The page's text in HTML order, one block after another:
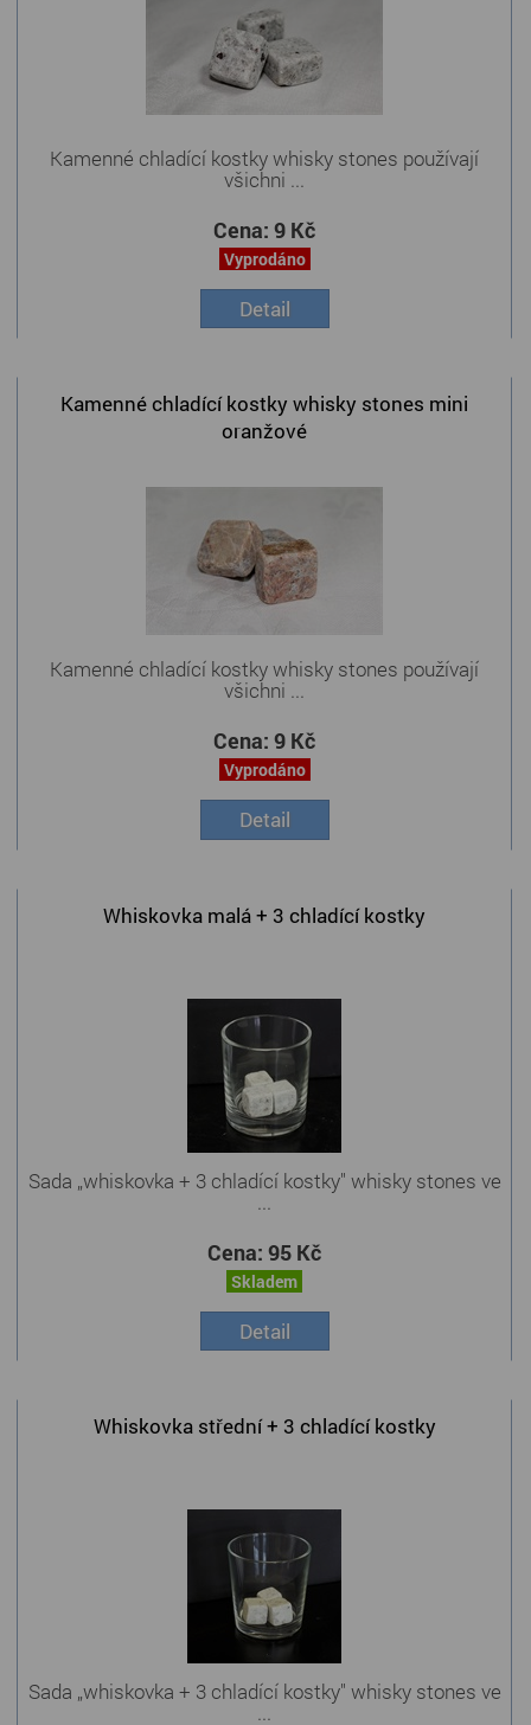
Kamenné chladící kostky whisky stones používají
všichni ...
Cena: 9 Kč
Vyprodáno
Detail
Kamenné chladící kostky whisky stones mini
oranžové
Kamenné chladící kostky whisky stones používají
všichni ...
Cena: 9 Kč
Vyprodáno
Detail
Whiskovka malá + 3 chladící kostky
Sada „whiskovka + 3 chladící kostky" whisky stones ve
Cena: 95 Kč
Skladem
Detail
Whiskovka střední + 3 chladící kostky
Sada „whiskovka + 3 chladící kostky" whisky stones ve
...